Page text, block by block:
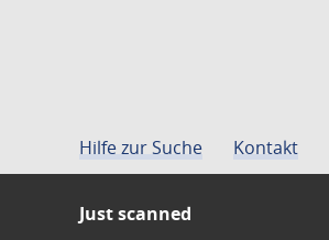
Hilfe zur Suche Kontakt
Just scanned